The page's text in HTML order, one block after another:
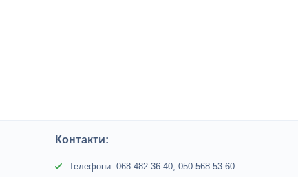
Контакти:
Телефони: 068-482-36-40, 050-568-53-60